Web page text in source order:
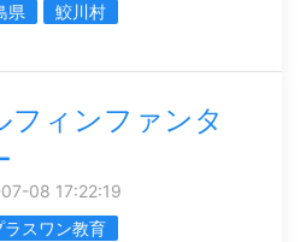
県
鮫川村
フィンファンタ
08 17:22:19
ラスワン教育